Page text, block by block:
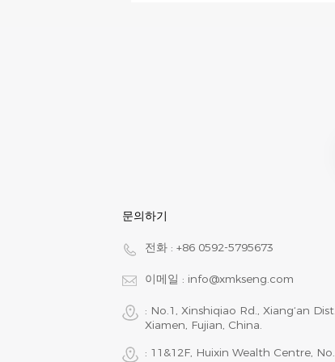
문의하기
전화 : +86 0592-5795673
이메일 : info@xmkseng.com
: No.1, Xinshiqiao Rd., Xiang‘an Dist.,
Xiamen, Fujian, China.
: 11&12F, Huixin Wealth Centre, No.